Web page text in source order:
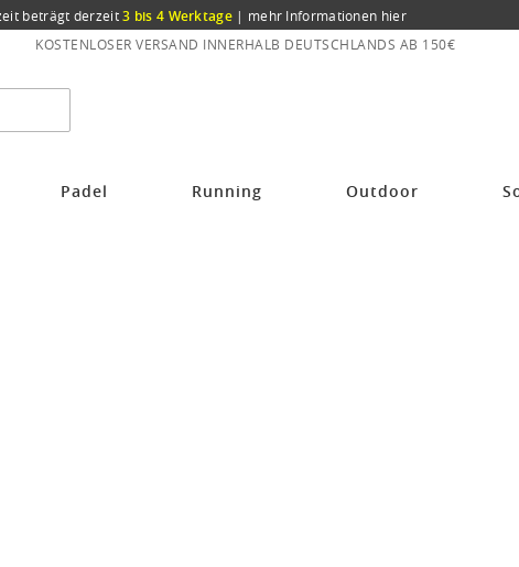
beträgt derzeit3 bis 4 Werktage | mehr Informationen hier
KOSTENLOSER VERSAND INNERHALB DEUTSCHLANDS AB 150€
Padel Running Outdoor